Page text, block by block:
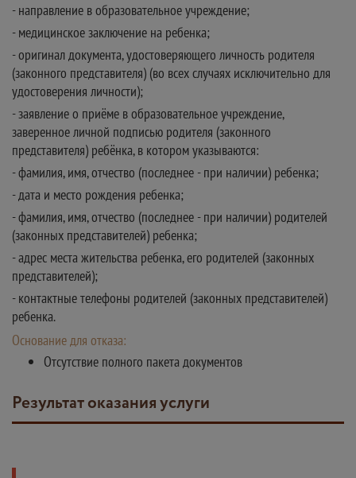
- направление в образовательное учреждение;
- медицинское заключение на ребенка;
- оригинал документа, удостоверяющего личность родителя
(законного представителя) (во всех случаях исключительно для
удостоверения личности);
- заявление о приёме в образовательное учреждение,
заверенное личной подписью родителя (законного
представителя) ребёнка, в котором указываются:
- фамилия, имя, отчество (последнее - при наличии) ребенка;
- дата и место рождения ребенка;
- фамилия, имя, отчество (последнее - при наличии) родителей
(законных представителей) ребенка;
- адрес места жительства ребенка, его родителей (законных
представителей);
- контактные телефоны родителей (законных представителей)
ребенка.
Основание для отказа:
Отсутствие полного пакета документов
Результат оказания услуги